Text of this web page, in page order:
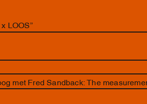
LOOS”